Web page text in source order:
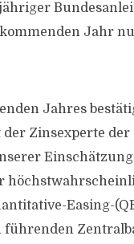
Jahr
Jahres
Zinsexperte der
Einschätzung
Easing-
führenden